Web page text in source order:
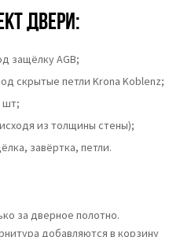
двери:
защёлку AGB;
скрытые петли Krona Koblenz;
шт;
из толщины стены);
завёртка, петли.
за дверное полотно.
добавляются в корзину